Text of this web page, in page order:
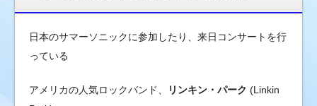
海
外
レ
日本のサマーソニックに参加したり、来日コンサートを行
っている
アメリカの人気ロックバンド、 リンキン・パーク (Linkin